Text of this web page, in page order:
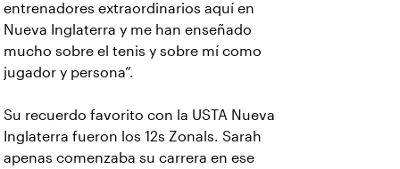
entrenadores extraordinarios aquí en
Nueva Inglaterra y me han enseñado
mucho sobre el tenis y sobre mí como
jugador y persona”.
Su recuerdo favorito con la USTA Nueva
Inglaterra fueron los 12s Zonals. Sarah
apenas comenzaba su carrera en ese